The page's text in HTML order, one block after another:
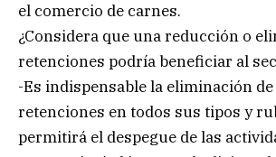
el comercio de carnes.
¿Considera que una reducción o
retenciones podría beneficiar al
-Es indispensable la eliminación de
retenciones en todos sus tipos y
permitirá el despegue de las